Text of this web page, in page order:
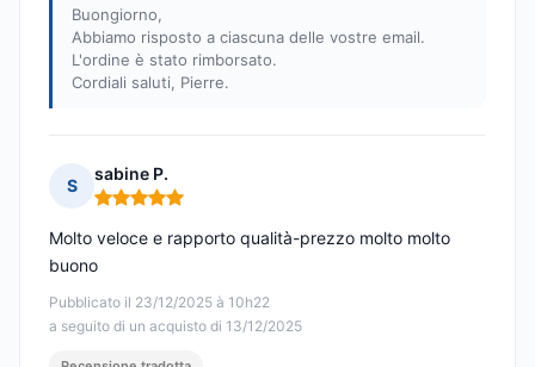
Buongiorno,
Abbiamo risposto a ciascuna delle vostre email.
L'ordine è stato rimborsato.
Cordiali saluti, Pierre.
S
sabine P.
Nota: 5 su 5
Pubblicato il 23/12/2025 à 10h22
a seguito di un acquisto di 13/12/2025
Molto veloce e rapporto qualità-prezzo molto molto
buono